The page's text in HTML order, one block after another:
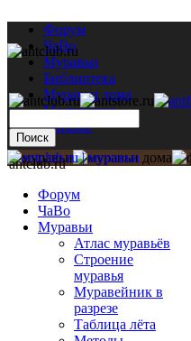
Форум
ЧаВо
Муравьи
Библиотека
Муравьи дома
Мастерская
Каталог
antclub.ru
Форум
ЧаВо
Муравьи
Атлас муравьёв
Строение
муравья
Муравейник в
разрезе
Таблица лёта